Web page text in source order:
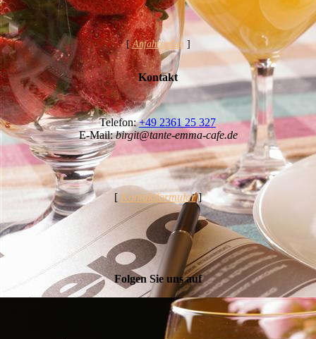
[Anfahrtsplan]
Kontakt
Telefon:+49 2361 25 327
E-Mail:birgit@tante-emma-cafe.de
[ Kontaktformular]
Folgen Sie uns auf